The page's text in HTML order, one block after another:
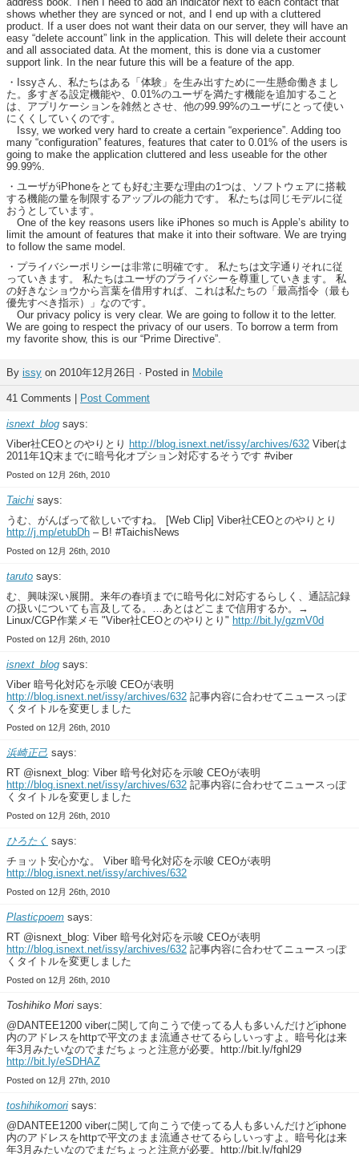
shows whether they are synced or not, and I end up with a cluttered
product. If a user does not want their data on our server, they will have an
easy “delete account” link in the application. This will delete their account
and all associated data. At the moment, this is done via a customer
support link. In the near future this will be a feature of the app.
・Issyさん、私たちはある「体験」を生み出すために一生懸命働きまし
た。多すぎる設定機能や、0.01%のユーザを満たす機能を追加すること
は、アプリケーションを雑然とさせ、他の99.99%のユーザにとって使い
にくくしていくのです。
Issy, we worked very hard to create a certain “experience”. Adding too
many “configuration” features, features that cater to 0.01% of the users is
going to make the application cluttered and less useable for the other
99.99%.
・ユーザがiPhoneをとても好む主要な理由の1つは、ソフトウェアに搭載
する機能の量を制限するアップルの能力です。 私たちは同じモデルに従
おうとしています。
One of the key reasons users like iPhones so much is Apple’s ability to
limit the amount of features that make it into their software. We are trying
to follow the same model.
・プライバシーポリシーは非常に明確です。 私たちは文字通りそれに従
っていきます。 私たちはユーザのプライバシーを尊重していきます。 私
の好きなショウから言葉を借用すれば、これは私たちの「最高指令（最も
優先すべき指示）」なのです。
Our privacy policy is very clear. We are going to follow it to the letter.
We are going to respect the privacy of our users. To borrow a term from
my favorite show, this is our “Prime Directive”.
By issy on 2010年12月26日 · Posted in Mobile
41 Comments | Post Comment
isnext_blog says:
Viber社CEOとのやりとり http://blog.isnext.net/issy/archives/632 Viberは
2011年1Q末までに暗号化オプション対応するそうです #viber
Posted on 12月 26th, 2010
Taichi says:
うむ、がんばって欲しいですね。 [Web Clip] Viber社CEOとのやりとり
http://j.mp/etubDh – B! #TaichisNews
Posted on 12月 26th, 2010
taruto says:
む、興味深い展開。来年の春頃までに暗号化に対応するらしく、通話記録
の扱いについても言及してる。…あとはどこまで信用するか。→
Linux/CGP作業メモ "Viber社CEOとのやりとり" http://bit.ly/gzmV0d
Posted on 12月 26th, 2010
isnext_blog says:
Viber 暗号化対応を示唆 CEOが表明
http://blog.isnext.net/issy/archives/632 記事内容に合わせてニュースっぽ
くタイトルを変更しました
Posted on 12月 26th, 2010
浜崎正己 says:
RT @isnext_blog: Viber 暗号化対応を示唆 CEOが表明
http://blog.isnext.net/issy/archives/632 記事内容に合わせてニュースっぽ
くタイトルを変更しました
Posted on 12月 26th, 2010
ひろたく says:
チョット安心かな。 Viber 暗号化対応を示唆 CEOが表明
http://blog.isnext.net/issy/archives/632
Posted on 12月 26th, 2010
Plasticpoem says:
RT @isnext_blog: Viber 暗号化対応を示唆 CEOが表明
http://blog.isnext.net/issy/archives/632 記事内容に合わせてニュースっぽ
くタイトルを変更しました
Posted on 12月 26th, 2010
Toshihiko Mori says:
@DANTEE1200 viberに関して向こうで使ってる人も多いんだけどiphone
内のアドレスをhttpで平文のまま流通させてるらしいっすよ。暗号化は来
年3月みたいなのでまだちょっと注意が必要。http://bit.ly/fghl29
http://bit.ly/eSDHAZ
Posted on 12月 27th, 2010
toshihikomori says:
@DANTEE1200 viberに関して向こうで使ってる人も多いんだけどiphone
内のアドレスをhttpで平文のまま流通させてるらしいっすよ。暗号化は来
年3月みたいなのでまだちょっと注意が必要。http://bit.ly/fghl29